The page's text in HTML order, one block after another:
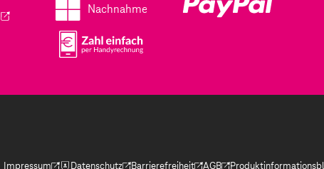
(Wird in einem neuen Tab geöffnet)
Nachnahme
Impressum Datenschutz Barrierefreiheit AGB